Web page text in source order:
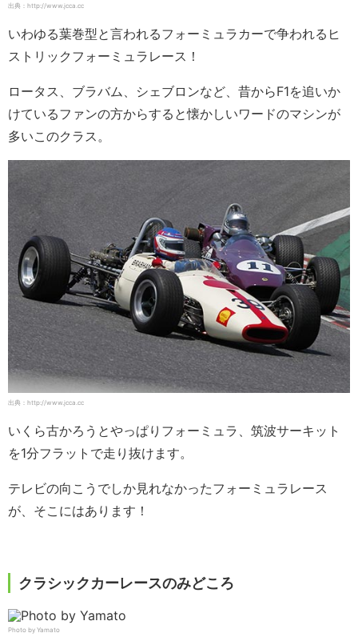
出典：http://www.jcca.cc
いわゆる葉巻型と言われるフォーミュラカーで争われるヒ
ストリックフォーミュラレース！
ロータス、ブラバム、シェブロンなど、昔からF1を追いか
けているファンの方からすると懐かしいワードのマシンが
多いこのクラス。
出典：http://www.jcca.cc
いくら古かろうとやっぱりフォーミュラ、筑波サーキット
を1分フラットで走り抜けます。
テレビの向こうでしか見れなかったフォーミュラレース
が、そこにはあります！
クラシックカーレースのみどころ
Photo by Yamato